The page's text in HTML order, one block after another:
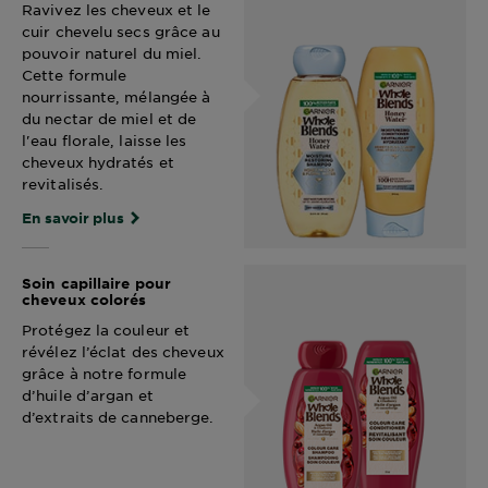
Ravivez les cheveux et le
cuir chevelu secs grâce au
pouvoir naturel du miel.
Cette formule
nourrissante, mélangée à
du nectar de miel et de
l'eau florale, laisse les
cheveux hydratés et
revitalisés.
En savoir plus
Soin capillaire pour
cheveux colorés
Protégez la couleur et
révélez l’éclat des cheveux
grâce à notre formule
d’huile d’argan et
d’extraits de canneberge.